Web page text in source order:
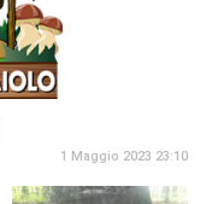
1 Maggio 2023 23:10